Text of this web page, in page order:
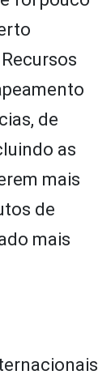
de
as
mais
de
mais